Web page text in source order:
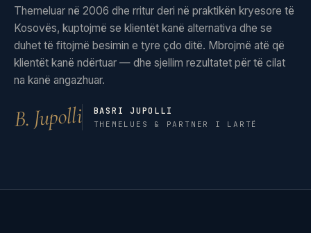
Themeluar në 2006 dhe rritur deri në praktikën kryesore të
Kosovës, kuptojmë se klientët kanë alternativa dhe se
duhet të fitojmë besimin e tyre çdo ditë. Mbrojmë atë që
klientët kanë ndërtuar — dhe sjellim rezultatet për të cilat
na kanë angazhuar.
B. Jupolli BASRI JUPOLLI
THEMELUES & PARTNER I LARTË